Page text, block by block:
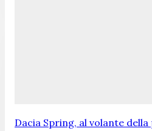
Dacia Spring, al volante